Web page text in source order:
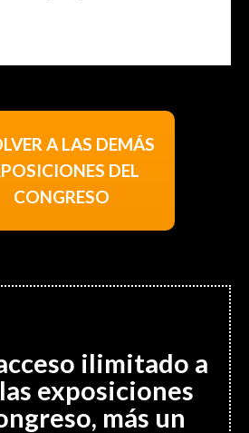
A LAS DEMÁS
DEL
CONGRESO
ilimitado a
exposiciones
más un